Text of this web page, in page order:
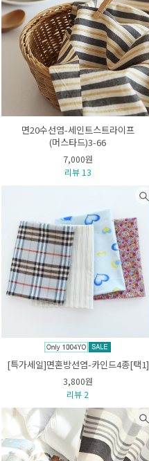
면20수선염-세인트스트라이프
(머스타드)3-66
7,000원
리뷰 13
[특가세일]면혼방선염-카인드4종[택1]
3,800원
리뷰 2